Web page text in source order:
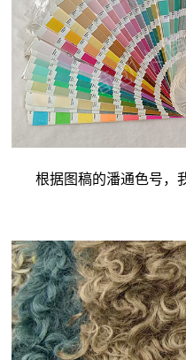
根据图稿的潘通色号，